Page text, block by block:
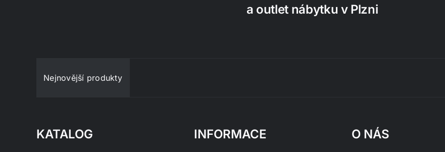
a outlet nábytku v Plzni
Nejnovější produkty
KATALOG INFORMACE O NÁS